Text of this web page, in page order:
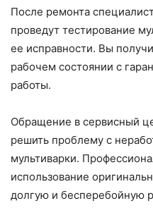
После ремонта
проведут тестирование
ее исправности. Вы
рабочем состоянии с
работы.
Обращение в сервисный
решить проблему с
мультиварки.
использование
долгую и бесперебойную